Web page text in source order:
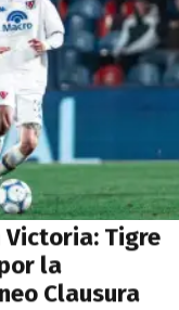
Tigre
la
Clausura